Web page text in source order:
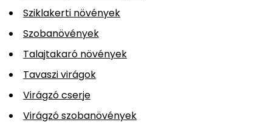
Sziklakerti növények
Szobanövények
Talajtakaró növények
Tavaszi virágok
Virágzó cserje
Virágzó szobanövények